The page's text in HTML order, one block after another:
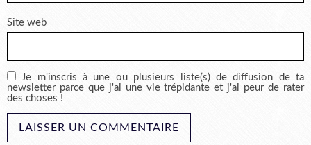
Site web
Je m'inscris à une ou plusieurs liste(s) de diffusion de ta
newsletter parce que j'ai une vie trépidante et j'ai peur de rater
des choses !